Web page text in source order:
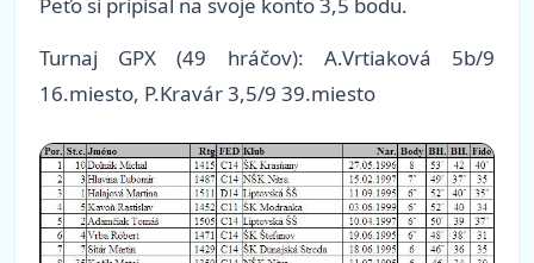
Peťo si pripísal na svoje konto 3,5 bodu.
Turnaj GPX (49 hráčov): A.Vrtiaková 5b/9
16.miesto, P.Kravár 3,5/9 39.miesto